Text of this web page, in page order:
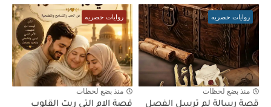
روايات حصريه
منذ بضع لحظات
قصة رسالة لم ترسل الفصل
روايات حصريه
منذ بضع لحظات
قصة الام التي ربت القلوب